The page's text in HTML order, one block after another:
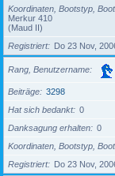
Koordinaten, Bootstyp,
Merkur 410
(Maud II)
Registriert
Do 23 Nov,
Rang, Benutzername
Beiträge
3298
Hat sich bedankt
0
Danksagung erhalten
0
Koordinaten, Bootstyp,
Registriert
Do 23 Nov,